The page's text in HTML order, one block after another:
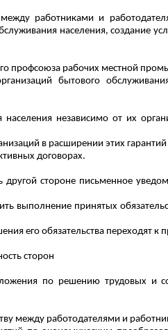
работниками и
населения, создание
профсоюза рабочих местной
бытового
населения независимо от их
в расширении этих гарантий
договорах.
стороне письменное
выполнение принятых
его обязательства переходят к
сторон
по решению трудовых и
между работодателями и